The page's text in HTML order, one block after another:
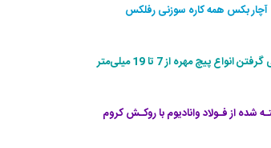
آچار بکس همه کاره سوزنی رفلکس
انواع پیچ مهره از 7 تا 19 میلی‌متر
شده از فـولاد وانادیوم با روکـش کروم